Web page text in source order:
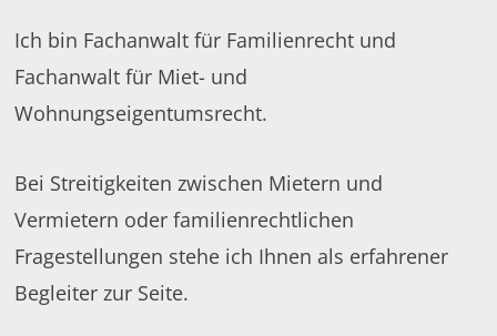
Ich bin Fachanwalt für Familienrecht und
Fachanwalt für Miet- und
Wohnungseigentumsrecht.
Bei Streitigkeiten zwischen Mietern und
Vermietern oder familienrechtlichen
Fragestellungen stehe ich Ihnen als erfahrener
Begleiter zur Seite.